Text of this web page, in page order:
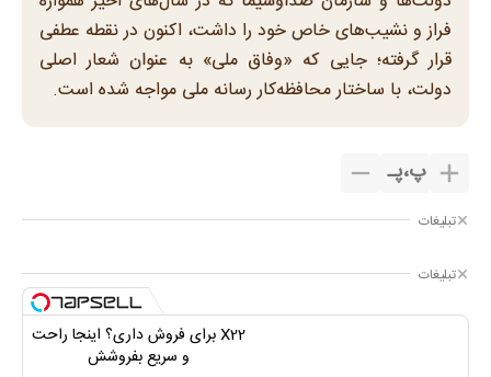
فراز و نشیب‌های خاص خود را داشت، اکنون در نقطه عطفی
قرار گرفته؛ جایی که «وفاق ملی» به عنوان شعار اصلی
دولت، با ساختار محافظه‌کار رسانه ملی مواجه شده است.
پ،پـ
تبلیغات
تبلیغات
X22 برای فروش داری؟ اینجا راحت
و سریع بفروشش